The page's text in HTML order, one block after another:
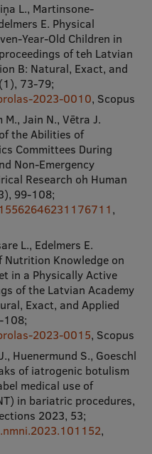
L., Martinsone-
E. Physical
Year-Old Children in
of teh Latvian
B: Natural, Exact, and
73-79;
2023-0010, Scopus
Jain N., Vētra J.
the Abilities of
Committees During
Non-Emergency
Research oh Human
99-108;
,
L., Edelmers E.
Knowledge on
in a Physically Active
of the Latvian Academy
Exact, and Applied
108;
2023-0015, Scopus
Huenermund S., Goeschl
of iatrogenic botulism
medical use of
in bariatric procedures,
2023, 53;
,